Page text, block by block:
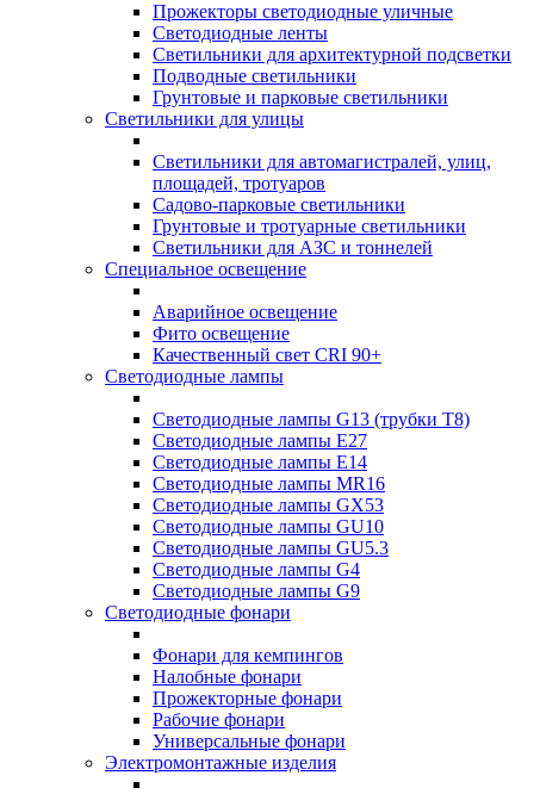
Прожекторы светодиодные уличные
Светодиодные ленты
Светильники для архитектурной подсветки
Подводные светильники
Грунтовые и парковые светильники
Светильники для улицы
Светильники для автомагистралей, улиц,
площадей, тротуаров
Садово-парковые светильники
Грунтовые и тротуарные светильники
Светильники для АЗС и тоннелей
Специальное освещение
Аварийное освещение
Фито освещение
Качественный свет CRI 90+
Светодиодные лампы
Светодиодные лампы G13 (трубки T8)
Светодиодные лампы Е27
Светодиодные лампы Е14
Светодиодные лампы MR16
Светодиодные лампы GX53
Светодиодные лампы GU10
Светодиодные лампы GU5.3
Светодиодные лампы G4
Светодиодные лампы G9
Светодиодные фонари
Фонари для кемпингов
Налобные фонари
Прожекторные фонари
Рабочие фонари
Универсальные фонари
Электромонтажные изделия